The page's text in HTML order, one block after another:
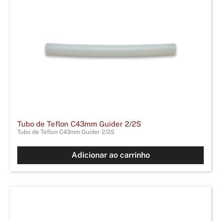
Tubo de Teflon C43mm Guider 2/2S
Tubo de Teflon C43mm Guider 2/2S
Adicionar ao carrinho